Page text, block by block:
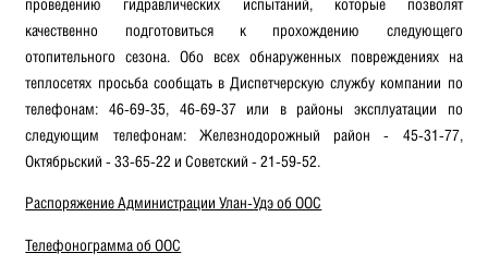
проведению гидравлических испытаний, которые позволят
качественно подготовиться к прохождению следующего
отопительного сезона. Обо всех обнаруженных повреждениях на
теплосетях просьба сообщать в Диспетчерскую службу компании по
телефонам: 46-69-35, 46-69-37 или в районы эксплуатации по
следующим телефонам: Железнодорожный район - 45-31-77,
Октябрьский - 33-65-22 и Советский - 21-59-52.
Распоряжение Администрации Улан-Удэ об ООС
Телефонограмма об ООС